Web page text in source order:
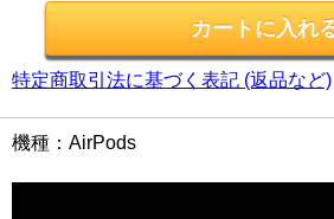
特定商取引法に基づく表記 (返品など)
機種：AirPods